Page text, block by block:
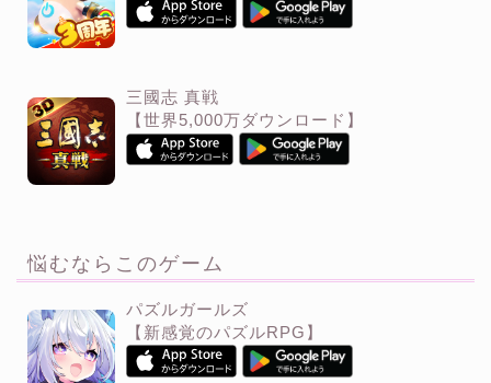
三國志 真戦
【世界5,000万ダウンロード】
悩むならこのゲーム
パズルガールズ
【新感覚のパズルRPG】